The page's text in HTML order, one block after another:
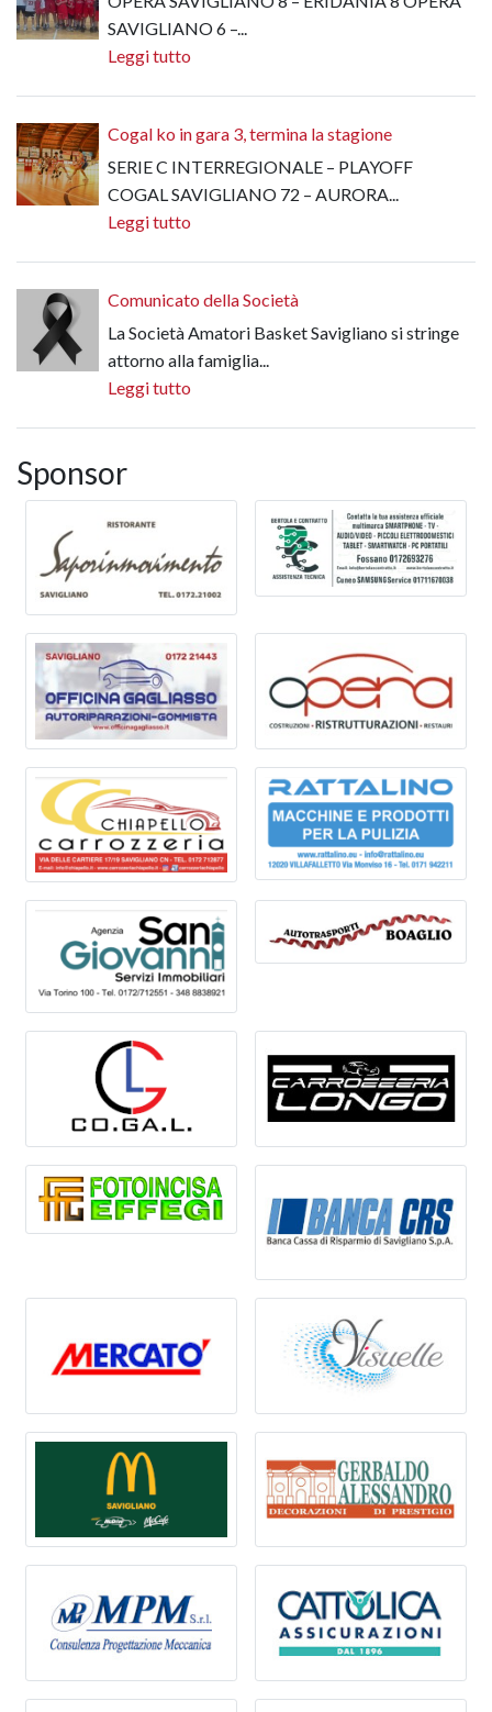
SAVIGLIANO 6 –...
Leggi tutto
Cogal ko in gara 3, termina la stagione
SERIE C INTERREGIONALE – PLAYOFF
COGAL SAVIGLIANO 72 – AURORA...
Leggi tutto
Comunicato della Società
La Società Amatori Basket Savigliano si stringe
attorno alla famiglia...
Leggi tutto
Sponsor